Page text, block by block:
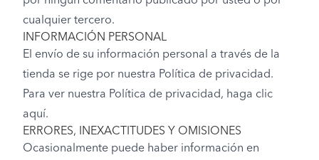
cualquier tercero.
INFORMACIÓN PERSONAL
El envío de su información personal a través de la
tienda se rige por nuestra Política de privacidad.
Para ver nuestra Política de privacidad, haga clic
aquí.
ERRORES, INEXACTITUDES Y OMISIONES
Ocasionalmente puede haber información en